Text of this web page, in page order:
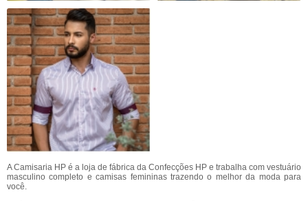
A Camisaria HP é a loja de fábrica da Confecções HP e trabalha com vestuário
masculino completo e camisas femininas trazendo o melhor da moda para
você.